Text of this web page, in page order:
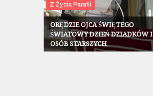
Z Życia Parafii
ORĘDZIE OJCA ŚWIĘTEGO
ŚWIATOWY DZIEŃ DZIADKÓW I
OSÓB STARSZYCH